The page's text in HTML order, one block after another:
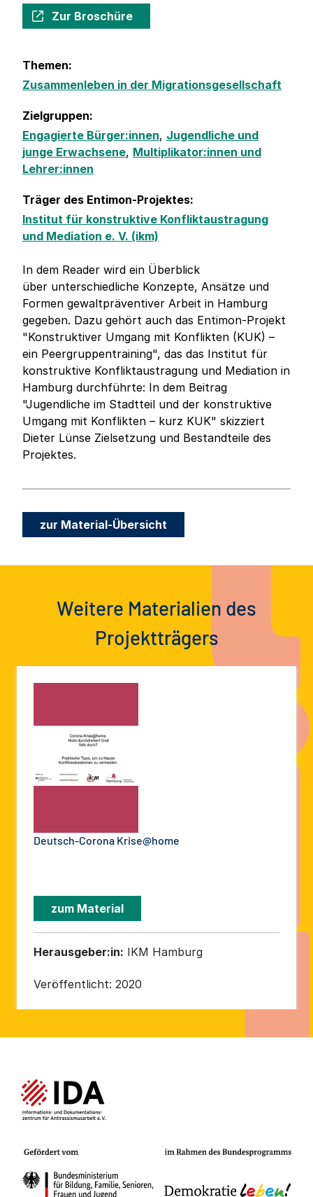
Zur Broschüre
Themen:
Zusammenleben in der Migrationsgesellschaft
Zielgruppen:
Engagierte Bürger:innen, Jugendliche und
junge Erwachsene, Multiplikator:innen und
Lehrer:innen
Träger des Entimon-Projektes:
Institut für konstruktive Konfliktaustragung
und Mediation e. V. (ikm)
In dem Reader wird ein Überblick
über unterschiedliche Konzepte, Ansätze und
Formen gewaltpräventiver Arbeit in Hamburg
gegeben. Dazu gehört auch das Entimon-Projekt
"Konstruktiver Umgang mit Konflikten (KUK) –
ein Peergruppentraining", das das Institut für
konstruktive Konfliktaustragung und Mediation in
Hamburg durchführte: In dem Beitrag
"Jugendliche im Stadtteil und der konstruktive
Umgang mit Konflikten – kurz KUK" skizziert
Dieter Lünse Zielsetzung und Bestandteile des
Projektes.
zur Material-Übersicht
Weitere Materialien des
Projektträgers
Deutsch-Corona Krise@home
zum Material
Herausgeber:in: IKM Hamburg
Veröffentlicht: 2020